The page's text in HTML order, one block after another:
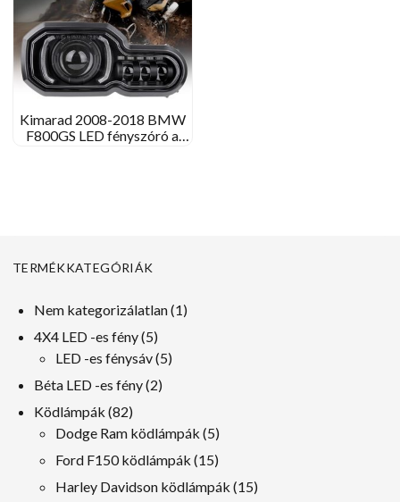
Kimarad 2008-2018 BMW
F800GS LED fényszóró a
TERMÉKKATEGÓRIÁK
Nem kategorizálatlan 11
4X4 LED -es fény 55
termékek
LED -es fénysáv 55
Béta LED -es fény 22
Ködlámpák 8282
termékek
Dodge Ram ködlámpák 55
termékek
Ford F150 ködlámpák 1515
termékek
Harley Davidson ködlámpák 1515